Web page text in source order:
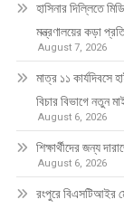
হাসিনার দিল্লিতে
মন্ত্রণালয়ের কড়া
August 7, 2026
মাত্র ১১ কার্যদিবসে
বিচার বিভাগে নতুন
August 6, 2026
শিক্ষার্থীদের জন্য
August 6, 2026
রংপুরে বিএসটিআইর